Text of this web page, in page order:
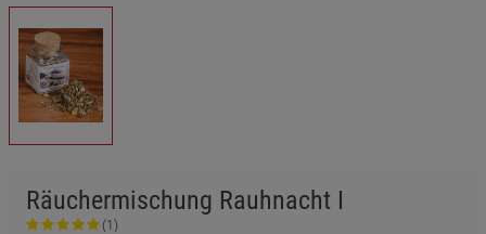
Räuchermischung Rauhnacht I
(1)